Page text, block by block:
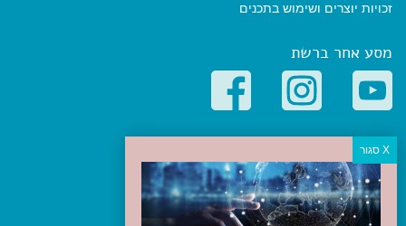
זכויות יוצרים ושימוש בתכנים
מסע אחר ברשת
קטגוריות פופולריות
יעדים
טיולים בישראל
מלונות בוטיק בישראל